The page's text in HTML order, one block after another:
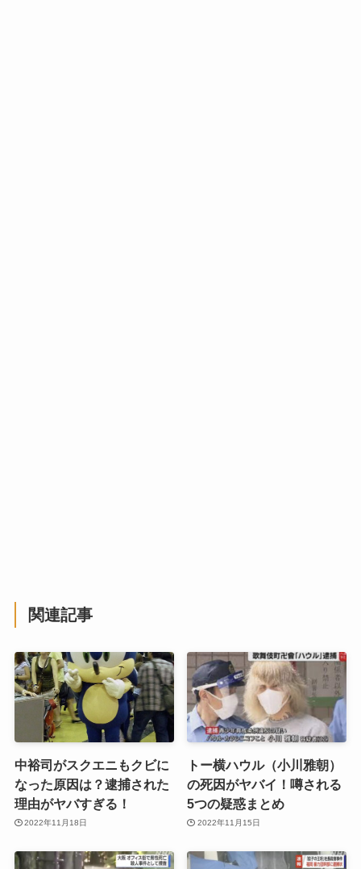
関連記事
中裕司がスクエニもクビに
なった原因は？逮捕された
理由がヤバすぎる！
2022年11月18日
トー横ハウル（小川雅朝）
の死因がヤバイ！噂される
5つの疑惑まとめ
2022年11月15日